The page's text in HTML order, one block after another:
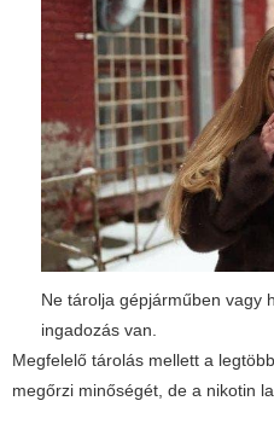
Ne tárolja gépjárműben vagy
ingadozás van.
Megfelelő tárolás mellett a legtöbb
megőrzi minőségét, de a nikotin